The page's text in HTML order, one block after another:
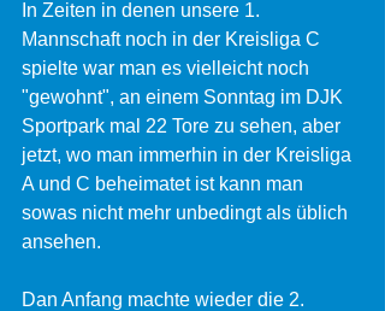
In Zeiten in denen unsere 1.
Mannschaft noch in der Kreisliga C
spielte war man es vielleicht noch
"gewohnt", an einem Sonntag im DJK
Sportpark mal 22 Tore zu sehen, aber
jetzt, wo man immerhin in der Kreisliga
A und C beheimatet ist kann man
sowas nicht mehr unbedingt als üblich
ansehen.
Dan Anfang machte wieder die 2.